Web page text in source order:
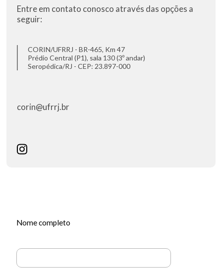
Entre em contato conosco através das opções a
seguir:
CORIN/UFRRJ - BR-465, Km 47
Prédio Central (P1), sala 130 (3º andar)
Seropédica/RJ - CEP: 23.897-000
corin@ufrrj.br
Nome completo